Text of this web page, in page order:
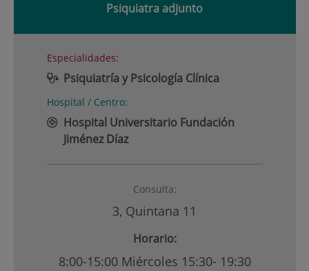
Psiquiatra adjunto
Especialidades:
Psiquiatría y Psicología Clínica
Hospital / Centro:
Hospital Universitario Fundación
Jiménez Díaz
Consulta:
3, Quintana 11
Horario:
8:00-15:00 Miércoles 15:30- 19:30